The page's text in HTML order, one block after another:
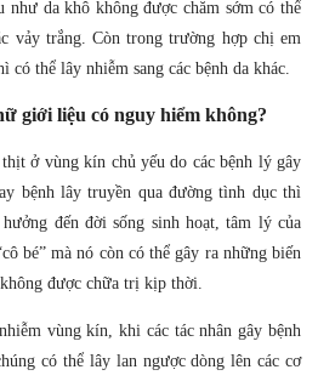
da khô không được chăm sớm có thể
vảy trắng. Còn trong trường hợp chị em
có thể lây nhiễm sang các bệnh da khác.
giới liệu có nguy hiểm không?
ở vùng kín chủ yếu do các bệnh lý gây
bệnh lây truyền qua đường tình dục thì
đến đời sống sinh hoạt, tâm lý của
bé” mà nó còn có thể gây ra những biến
được chữa trị kịp thời.
vùng kín, khi các tác nhân gây bệnh
có thể lây lan ngược dòng lên các cơ